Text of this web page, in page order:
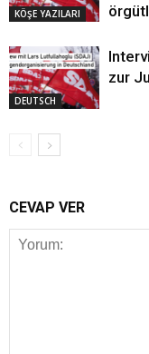
KÖŞE YAZILARI
DEUTSCH
zur
CEVAP VER